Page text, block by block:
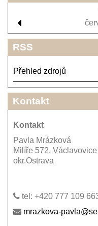
RSS
Přehled zdrojů
Kontakt
Kontakt
Pavla Mrázková
Milíře 572,
okr.Ostrava
tel: +420 777 109
mrazkova-